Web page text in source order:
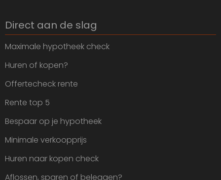
Direct aan de slag
Maximale hypotheek check
Huren of kopen?
Offertecheck rente
Rente top 5
Bespaar op je hypotheek
Minimale verkoopprijs
Huren naar kopen check
Aflossen, sparen of beleggen?